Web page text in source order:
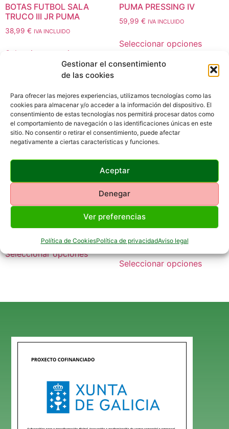
Gestionar el consentimiento
de las cookies
Para ofrecer las mejores experiencias, utilizamos tecnologías como las
cookies para almacenar y/o acceder a la información del dispositivo. El
consentimiento de estas tecnologías nos permitirá procesar datos como
el comportamiento de navegación o las identificaciones únicas en este
sitio. No consentir o retirar el consentimiento, puede afectar
negativamente a ciertas características y funciones.
Aceptar
Denegar
Ver preferencias
Política de CookiesPolítica de privacidadAviso legal
BOTAS FUTBOL SALA
TRUCO III JR PUMA
38,99 € IVA INCLUIDO
Seleccionar opciones
PUMA PRESSING IV
59,99 € IVA INCLUIDO
Seleccionar opciones
ZAPATILLAS PUMA CAVEN
64,99€
Seleccionar opciones
ZAPATILLAS PUMA
FLEXFOCUS Modern AC+
PS
34,99€ IVA INCLUIDO
Seleccionar opciones